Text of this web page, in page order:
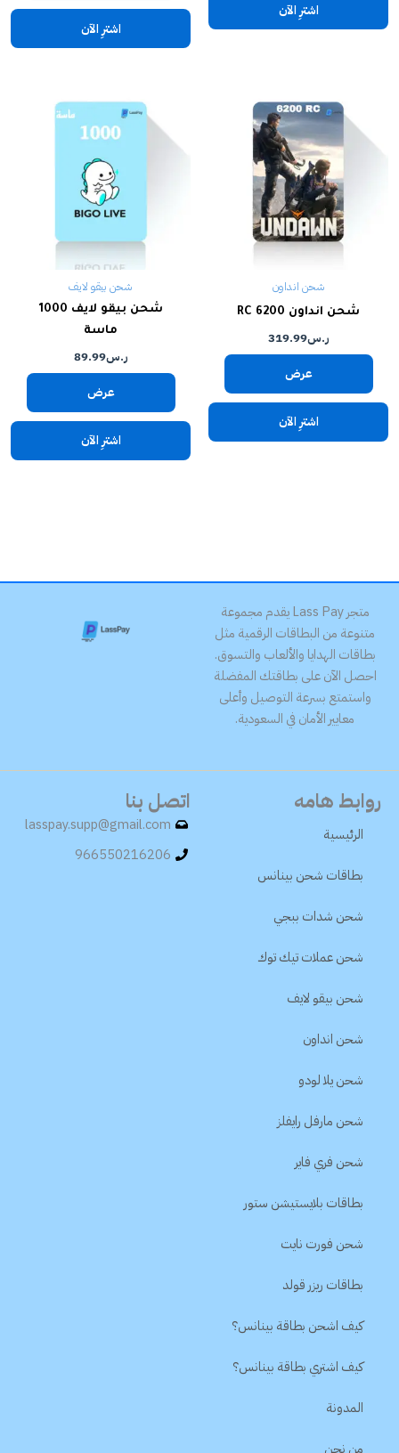
اشترِ الآن
اشترِ الآن
شحن انداون
شحن انداون 6200 RC
ر.س319.99
عرض
اشترِ الآن
شحن بيقو لايف
شحن بيقو لايف 1000
ماسة
ر.س89.99
عرض
اشترِ الآن
متجر Lass Pay يقدم مجموعة
متنوعة من البطاقات الرقمية مثل
بطاقات الهدايا والألعاب والتسوق.
احصل الآن على بطاقتك المفضلة
واستمتع بسرعة التوصيل وأعلى
معايير الأمان في السعودية.
روابط هامه
الرئيسية
بطاقات شحن بينانس
شحن شدات ببجي
شحن عملات تيك توك
شحن بيقو لايف
شحن انداون
شحن يلا لودو
شحن مارفل رايفلز
شحن فري فاير
بطاقات بلايستيشن ستور
شحن فورت نايت
بطاقات ريزر قولد
كيف اشحن بطاقة بينانس؟
كيف اشتري بطاقة بينانس؟
المدونة
من نحن
اتصل بنا
lasspay.supp@gmail.com
966550216206